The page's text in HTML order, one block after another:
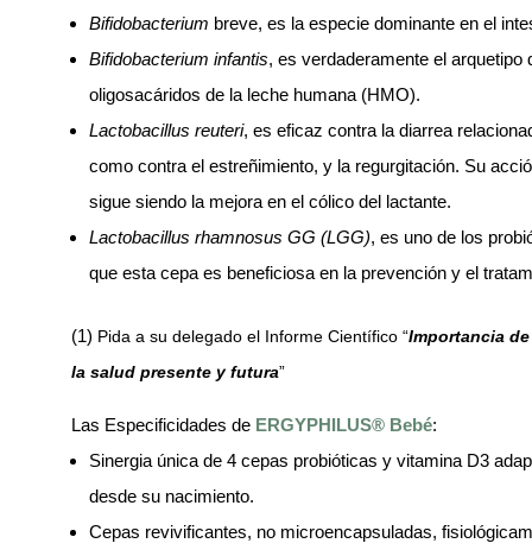
Bifidobacterium breve, es la especie dominante en el
Bifidobacterium infantis, es verdaderamente el
oligosacáridos de la leche humana (HMO).
Lactobacillus reuteri, es eficaz contra la diarrea
como contra el estreñimiento, y la regurgitación. Su
sigue siendo la mejora en el cólico del lactante.
Lactobacillus rhamnosus GG (LGG), es uno de los
que esta cepa es beneficiosa en la prevención y el
(1) Pida a su delegado el Informe Científico “Importancia
la salud presente y futura”
Las Especificidades de ERGYPHILUS® Bebé:
Sinergia única de 4 cepas probióticas y vitamina D3
desde su nacimiento.
Cepas revivificantes, no microencapsuladas,